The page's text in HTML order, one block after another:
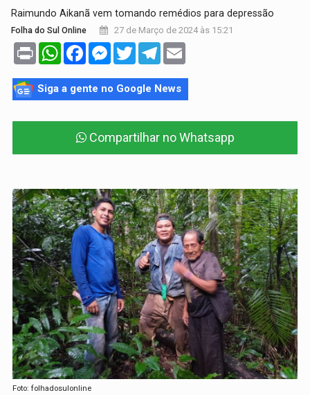
Raimundo Aikanã vem tomando remédios para depressão
Folha do Sul Online 27 de Março de 2024 às 15:21
Print WhatsAppFacebookMessenger
TwitterTelegram
Siga a gente no Google News
Compartilhar no Whatsapp
Foto: folhadosulonline